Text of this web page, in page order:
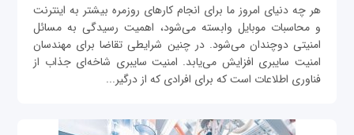
هر چه دنیای امروز ما برای انجام کارهای روزمره بیشتر به اینترنت
و محاسبات موبایل وابسته می‌شود، اهمیت رسیدگی به مسائل
امنیتی دو‌چندان می‌شود. در چنین شرایطی تقاضا برای مهندسان
امنیت سایبری افزایش می‌یابد. امنیت سایبری شاخه‌ای جذاب از
فناوری اطلاعات است که برای افرادی که از درگیر...